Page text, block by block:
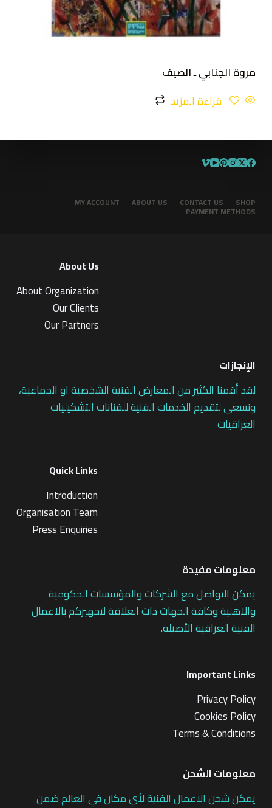
مروة الجنابي ـ الصيف
قراءة المزيد
SHOP
CONTACT US
ABOUT US
MY ACCOUNT
PAYMENT METHODS
About Us
About Organization
Our Clients
Our Partners
الإنجازات
لقد أقمنا الكثير من المعارض الفنية الشخصية او الجماعية،
ونسعى لتقديم الخدمات الفنية للفنانات التشكيليات
العراقيات
Quick Links
Introduction
Organisation Team
Press Enquiries
معلومات مفيدة
يمكن التواصل مع الشركات والمؤسسات الحكومية
والاهلية وكافة الجهات ذات العلاقة لتجهيزكم بالاعمال
الفنية العراقية الأصيلة.
Important Links
Privacy Policy
Cookies Policy
Terms & Conditions
معلومات الشحن
يمكن شحن الاعمال الفنية لأي مكان في العالم ضمن